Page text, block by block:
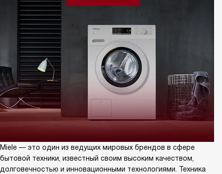
Miele — это один из ведущих мировых брендов в сфере
бытовой техники, известный своим высоким качеством,
долговечностью и инновационными технологиями. Техника